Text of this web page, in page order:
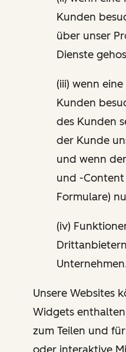
Kunden
über unser
Dienste
(iii) wenn
Kunden
des Kunden
der Kunde
und wenn
und -
Formulare)
(iv)
Unsere Websites
Widgets
zum Teilen und